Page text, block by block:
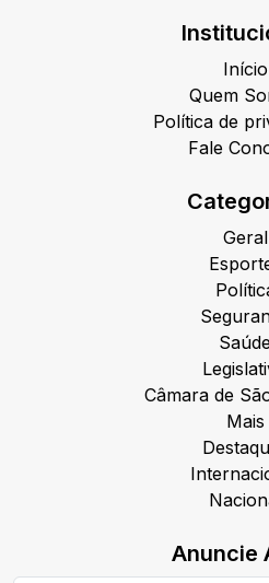
Início
Quem
Política de
Fale
Geral
Câmara de
Mais
Anuncie